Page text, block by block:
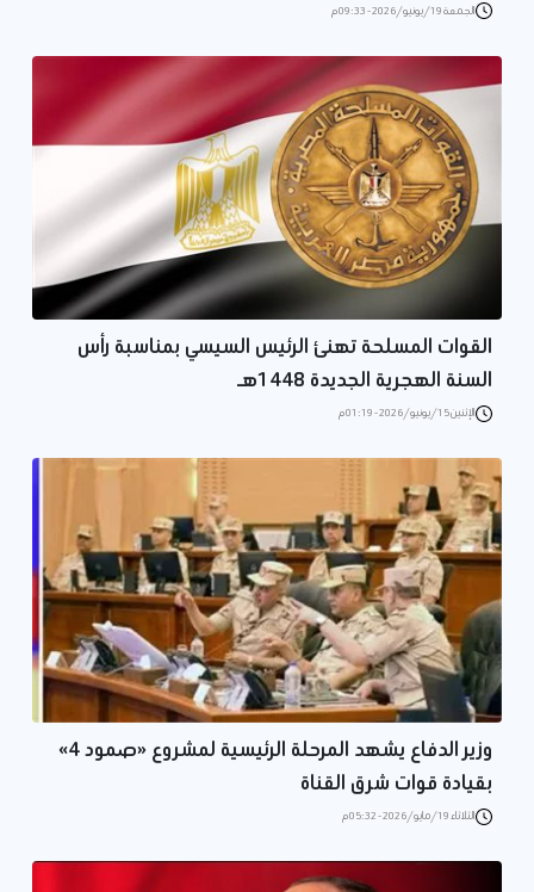
الجمعة 19/يونيو/2026 - 09:33 م
القوات المسلحة تهنئ الرئيس السيسي بمناسبة رأس
السنة الهجرية الجديدة 1448هـ
الإثنين 15/يونيو/2026 - 01:19 م
وزير الدفاع يشهد المرحلة الرئيسية لمشروع «صمود 4»
بقيادة قوات شرق القناة
الثلاثاء 19/مايو/2026 - 05:32 م